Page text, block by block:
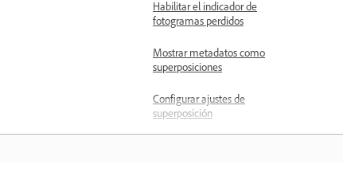
Habilitar el indicador de
fotogramas perdidos
Mostrar metadatos como
superposiciones
Configurar ajustes de
superposición